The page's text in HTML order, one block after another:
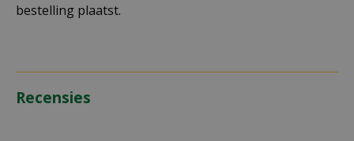
bestelling plaatst.
Recensies